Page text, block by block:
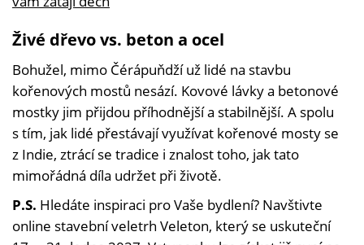
Živé dřevo vs. beton a ocel
Bohužel, mimo Čérápuňdží už lidé na stavbu
kořenových mostů nesází. Kovové lávky a betonové
mostky jim přijdou příhodnější a stabilnější. A spolu
s tím, jak lidé přestávají využívat kořenové mosty se
z Indie, ztrácí se tradice i znalost toho, jak tato
mimořádná díla udržet při životě.
P.S. Hledáte inspiraci pro Vaše bydlení? Navštivte
online stavební veletrh Veleton, který se uskuteční